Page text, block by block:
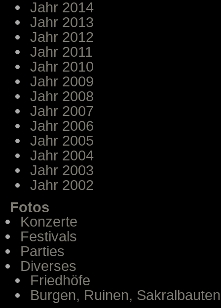
Jahr 2014
Jahr 2013
Jahr 2012
Jahr 2011
Jahr 2010
Jahr 2009
Jahr 2008
Jahr 2007
Jahr 2006
Jahr 2005
Jahr 2004
Jahr 2003
Jahr 2002
Fotos
Konzerte
Festivals
Parties
Diverses
Friedhöfe
Burgen, Ruinen, Sakralbauten